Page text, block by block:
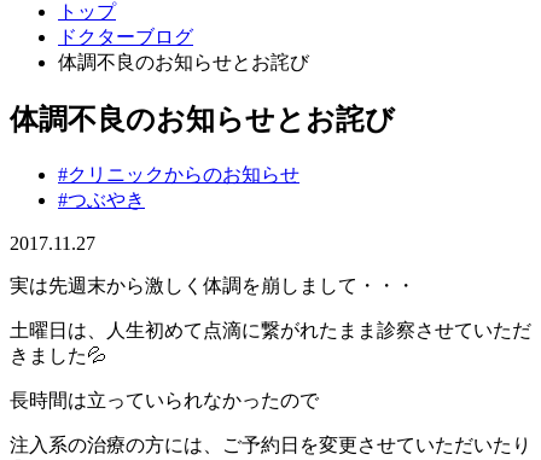
トップ
ドクターブログ
体調不良のお知らせとお詫び
体調不良のお知らせとお詫び
#クリニックからのお知らせ
#つぶやき
2017.11.27
実は先週末から激しく体調を崩しまして・・・
土曜日は、人生初めて点滴に繋がれたまま診察させていただ
きました💦
長時間は立っていられなかったので
注入系の治療の方には、ご予約日を変更させていただいたり